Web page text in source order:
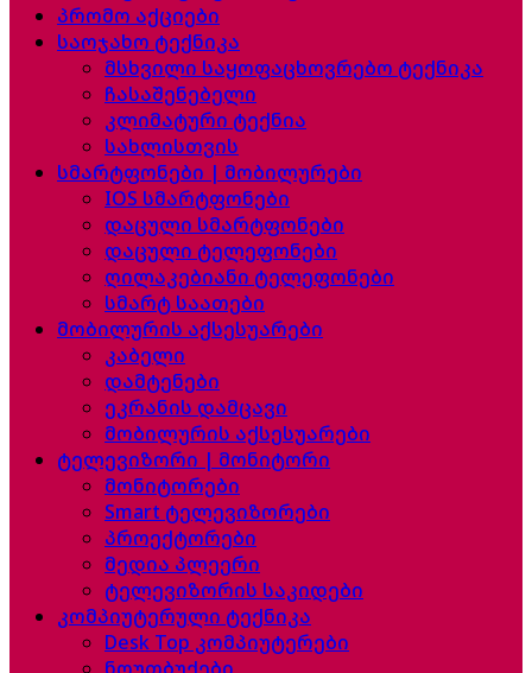
პრომო აქციები
საოჯახო ტექნიკა
მსხვილი საყოფაცხოვრებო ტექნიკა
ჩასაშენებელი
კლიმატური ტექნია
სახლისთვის
სმარტფონები | მობილურები
IOS სმარტფონები
დაცული სმარტფონები
დაცული ტელეფონები
ღილაკებიანი ტელეფონები
სმარტ საათები
მობილურის აქსესუარები
კაბელი
დამტენები
ეკრანის დამცავი
მობილურის აქსესუარები
ტელევიზორი | მონიტორი
მონიტორები
Smart ტელევიზორები
პროექტორები
მედია პლეერი
ტელევიზორის საკიდები
კომპიუტერული ტექნიკა
Desk Top კომპიუტერები